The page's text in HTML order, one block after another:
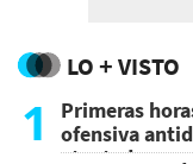
LO + VISTO
1
Primeras
ofensiva
atentado